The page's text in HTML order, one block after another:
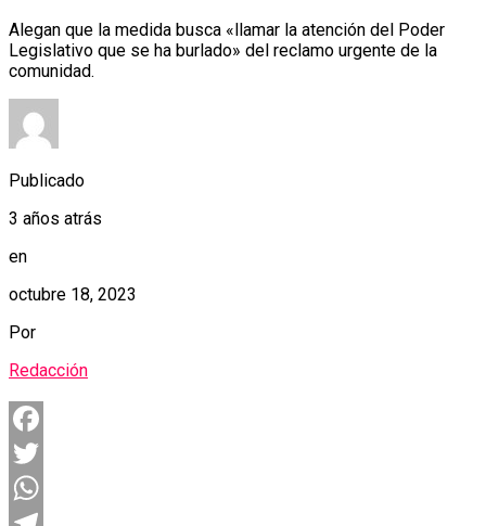
Alegan que la medida busca «llamar la atención del Poder
Legislativo que se ha burlado» del reclamo urgente de la
comunidad.
Publicado
3 años atrás
en
octubre 18, 2023
Por
Redacción
Facebook
Twitter